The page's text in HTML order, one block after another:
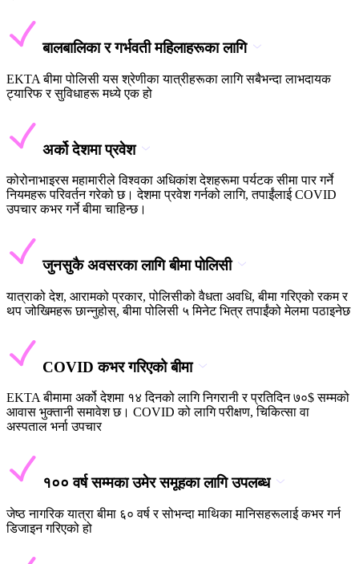
बालबालिका र गर्भवती महिलाहरूका लागि
EKTA बीमा पोलिसी यस श्रेणीका यात्रीहरूका लागि सबैभन्दा लाभदायक
ट्यारिफ र सुविधाहरू मध्ये एक हो
अर्को देशमा प्रवेश
कोरोनाभाइरस महामारीले विश्वका अधिकांश देशहरूमा पर्यटक सीमा पार गर्ने
नियमहरू परिवर्तन गरेको छ। देशमा प्रवेश गर्नको लागि, तपाईंलाई COVID
उपचार कभर गर्ने बीमा चाहिन्छ।
जुनसुकै अवसरका लागि बीमा पोलिसी
यात्राको देश, आरामको प्रकार, पोलिसीको वैधता अवधि, बीमा गरिएको रकम र
थप जोखिमहरू छान्नुहोस्, बीमा पोलिसी ५ मिनेट भित्र तपाईंको मेलमा पठाइनेछ
COVID कभर गरिएको बीमा
EKTA बीमामा अर्को देशमा १४ दिनको लागि निगरानी र प्रतिदिन ७०$ सम्मको
आवास भुक्तानी समावेश छ। COVID को लागि परीक्षण, चिकित्सा वा
अस्पताल भर्ना उपचार
१०० वर्ष सम्मका उमेर समूहका लागि उपलब्ध
जेष्ठ नागरिक यात्रा बीमा ६० वर्ष र सोभन्दा माथिका मानिसहरूलाई कभर गर्न
डिजाइन गरिएको हो